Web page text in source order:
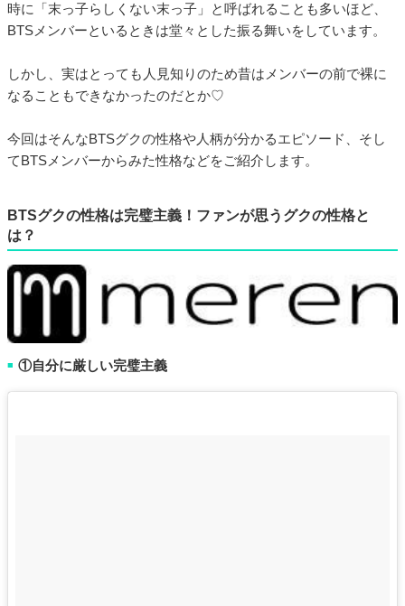
時に「末っ子らしくない末っ子」と呼ばれることも多いほど、
BTSメンバーといるときは堂々とした振る舞いをしています。
しかし、実はとっても人見知りのため昔はメンバーの前で裸に
なることもできなかったのだとか♡
今回はそんなBTSグクの性格や人柄が分かるエピソード、そし
てBTSメンバーからみた性格などをご紹介します。
BTSグクの性格は完璧主義！ファンが思うグクの性格と
は？
■ ①自分に厳しい完璧主義